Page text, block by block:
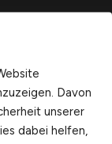
Davon
unserer
dabei helfen,